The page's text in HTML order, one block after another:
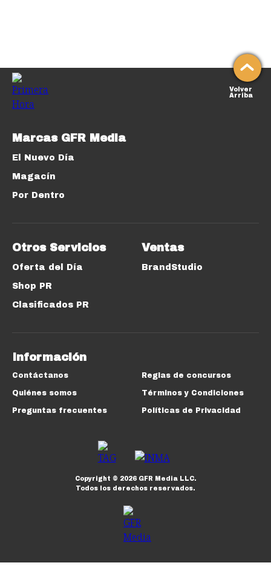
Volver
Arriba
Marcas GFR Media
El Nuevo Día
Magacín
Por Dentro
Otros Servicios
Oferta del Día
Shop PR
Clasificados PR
Ventas
BrandStudio
Información
Contáctanos
Quiénes somos
Preguntas frecuentes
Reglas de concursos
Términos y Condiciones
Políticas de Privacidad
Copyright © 2026GFR Media LLC.
Todos los derechos reservados.